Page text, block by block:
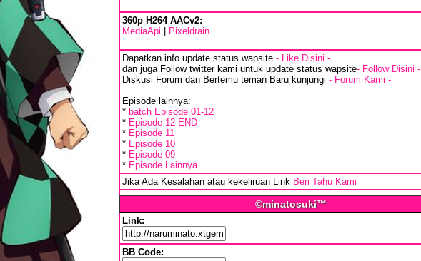
360p H264 AACv2:
MediaApi
Pixeldrain
Dapatkan info update status wapsite - Like Disini -
dan juga Follow twitter kami untuk update status wapsite- Follow Disini -
Diskusi Forum dan Bertemu teman Baru kunjungi - Forum Kami -
Episode lainnya:
* batch Episode 01-12
* Episode 12 END
* Episode 11
* Episode 10
* Episode 09
* Episode Lainnya
Jika Ada Kesalahan atau kekeliruan Link Beri Tahu Kami
©minatosuki™
Link:
BB Code: